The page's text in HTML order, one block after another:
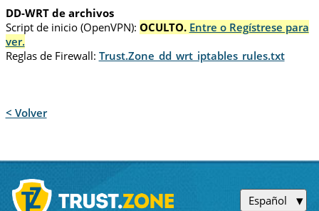
DD-WRT de archivos
Script de inicio (OpenVPN): OCULTO. Entre o Regístrese para
ver.
Reglas de Firewall: Trust.Zone_dd_wrt_iptables_rules.txt
< Volver
Español